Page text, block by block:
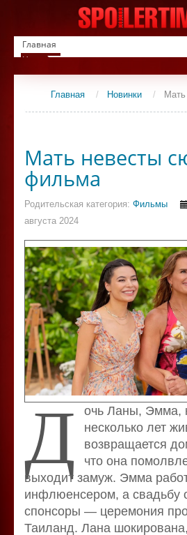
Главная
Новинки
Список фильмов
СериалыГлавная / Новинки /
Мать невесты
фильма
Родительская категория: Фильмы
августа 2024
Д очь Ланы, Эмма,
несколько лет
возвращается
что она
выходит замуж. Эмма
инфлюенсером, а свадьбу
спонсоры — церемония
Таиланд. Лана